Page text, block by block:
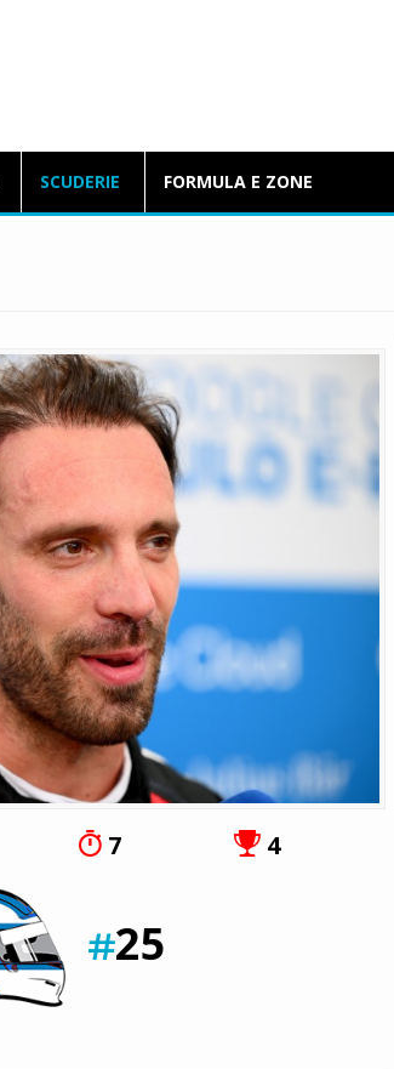
SCUDERIE FORMULA E ZONE
7 4
25